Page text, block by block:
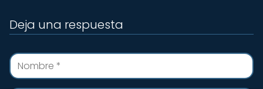
Deja una respuesta